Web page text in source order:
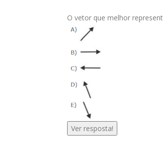
O vetor que melhor
Ver resposta!